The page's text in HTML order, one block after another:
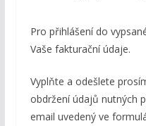
Pro přihlášení do
Vaše fakturační údaje.
Vyplňte a odešlete
obdržení údajů nutných
email uvedený ve